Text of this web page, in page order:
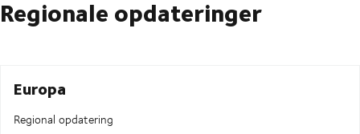
Regionale opdateringer
Europa
Regional opdatering